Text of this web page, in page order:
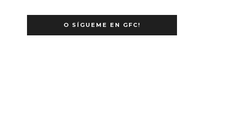
O SÍGUEME EN GFC!